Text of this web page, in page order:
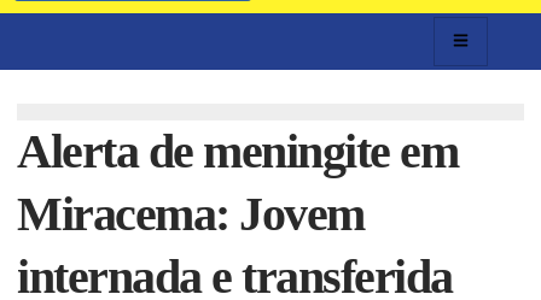
Alerta de meningite em
Miracema: Jovem
internada e transferida